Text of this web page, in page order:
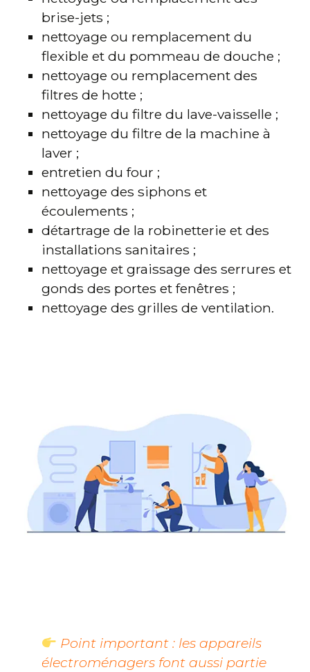
brise-jets ;
nettoyage ou remplacement du
flexible et du pommeau de douche ;
nettoyage ou remplacement des
filtres de hotte ;
nettoyage du filtre du lave-vaisselle ;
nettoyage du filtre de la machine à
laver ;
entretien du four ;
nettoyage des siphons et
écoulements ;
détartrage de la robinetterie et des
installations sanitaires ;
nettoyage et graissage des serrures et
gonds des portes et fenêtres ;
nettoyage des grilles de ventilation.
Point important : les appareils
électroménagers font aussi partie